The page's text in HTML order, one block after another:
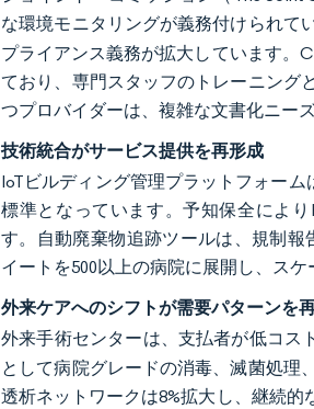
な環境モニタリングが義務付けられて
プライアンス義務が拡大しています。
ており、専門スタッフのトレーニング
つプロバイダーは、複雑な文書化ニー
技術統合がサービス提供を再形成
IoTビルディング管理プラットフォー
標準となっています。予知保全によ
す。自動廃棄物追跡ツールは、規制報
イートを500以上の病院に展開し、ス
外来ケアへのシフトが需要パターンを
外来手術センターは、支払者が低コス
として病院グレードの消毒、滅菌処理
透析ネットワークは8%拡大し、継続